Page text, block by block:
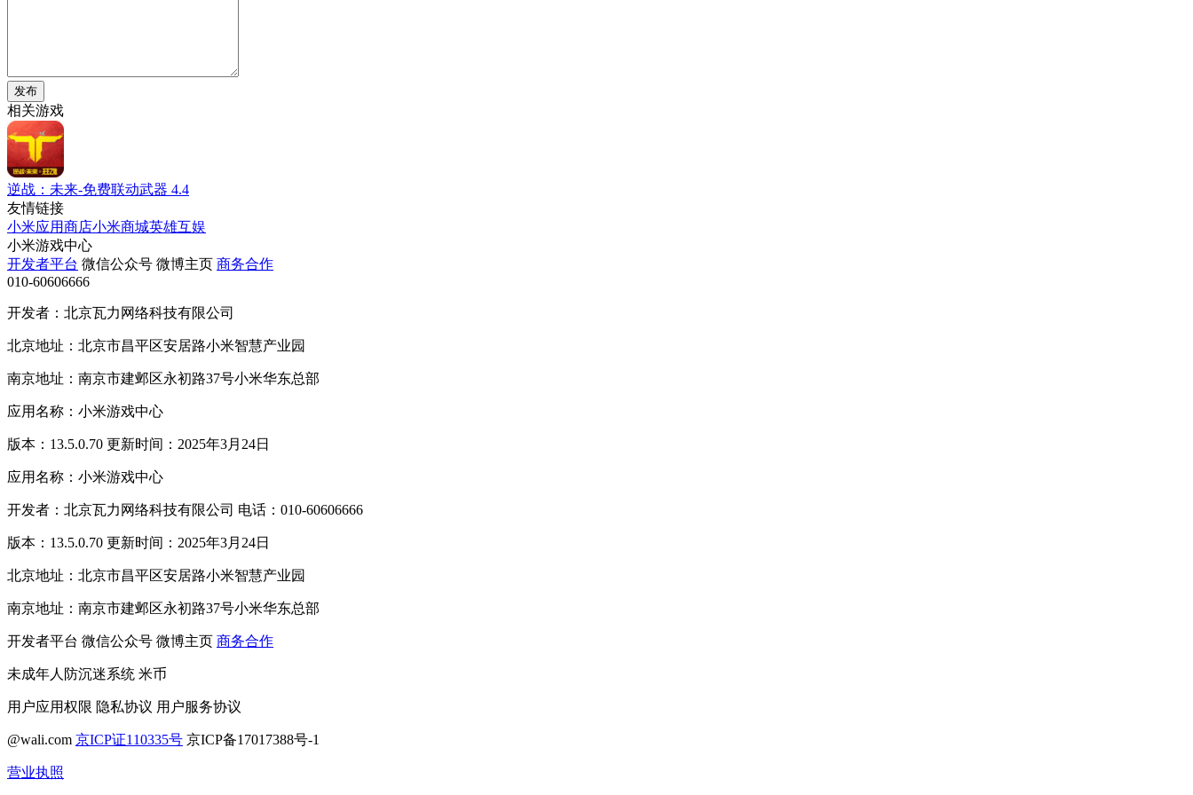
发布
相关游戏
逆战：未来-免费联动武器 4.4
友情链接
小米应用商店小米商城英雄互娱
小米游戏中心
开发者平台 微信公众号 微博主页 商务合作
010-60606666
开发者：北京瓦力网络科技有限公司
北京地址：北京市昌平区安居路小米智慧产业园
南京地址：南京市建邺区永初路37号小米华东总部
应用名称：小米游戏中心
版本：13.5.0.70 更新时间：2025年3月24日
应用名称：小米游戏中心
开发者：北京瓦力网络科技有限公司 电话：010-60606666
版本：13.5.0.70 更新时间：2025年3月24日
北京地址：北京市昌平区安居路小米智慧产业园
南京地址：南京市建邺区永初路37号小米华东总部
开发者平台 微信公众号 微博主页 商务合作
未成年人防沉迷系统 米币
用户应用权限 隐私协议 用户服务协议
@wali.com 京ICP证110335号 京ICP备17017388号-1
营业执照